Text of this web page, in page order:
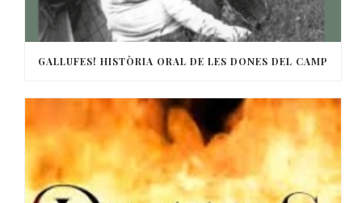
GALLUFES! HISTÒRIA ORAL DE LES DONES DEL CAMP